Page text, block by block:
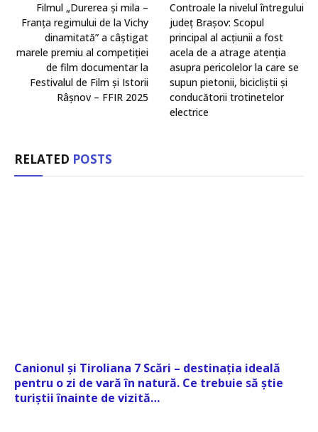
Filmul „Durerea și mila –
Franța regimului de la Vichy
dinamitată” a câștigat
marele premiu al competiției
de film documentar la
Festivalul de Film și Istorii
Râșnov – FFIR 2025
Controale la nivelul întregului
județ Brașov: Scopul
principal al acțiunii a fost
acela de a atrage atenția
asupra pericolelor la care se
supun pietonii, bicicliștii și
conducătorii trotinetelor
electrice
RELATED POSTS
Canionul și Tiroliana 7 Scări – destinația ideală
pentru o zi de vară în natură. Ce trebuie să știe
turiștii înainte de vizită…